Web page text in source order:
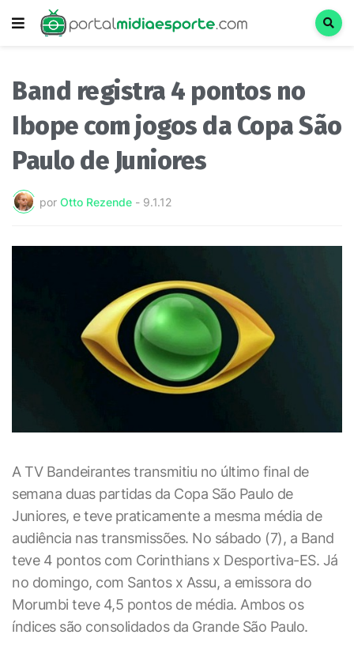
Band registra 4 pontos no
Ibope com jogos da Copa São
Paulo de Juniores
por Otto Rezende - 9.1.12
A TV Bandeirantes transmitiu no último final de
semana duas partidas da Copa São Paulo de
Juniores, e teve praticamente a mesma média de
audiência nas transmissões. No sábado (7), a Band
teve 4 pontos com Corinthians x Desportiva-ES. Já
no domingo, com Santos x Assu, a emissora do
Morumbi teve 4,5 pontos de média. Ambos os
índices são consolidados da Grande São Paulo.